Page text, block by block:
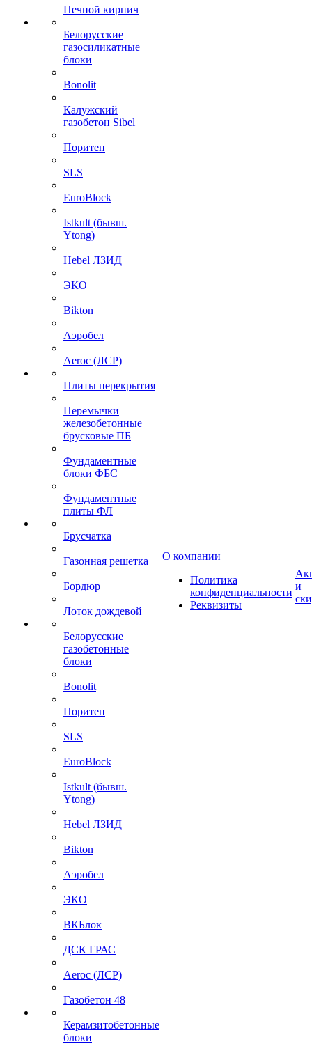
Печной кирпич
Белорусские
газосиликатные
блоки
Bonolit
Калужский
газобетон Sibel
Поритеп
SLS
EuroBlock
Istkult (бывш.
Ytong)
Hebel ЛЗИД
ЭКО
Bikton
Аэробел
Aeroc (ЛСР)
Плиты перекрытия
Перемычки
железобетонные
брусковые ПБ
Фундаментные
блоки ФБС
Фундаментные
плиты ФЛ
Брусчатка
Газонная решетка
Бордюр
Лоток дождевой
Белорусские
газобетонные
блоки
Bonolit
Поритеп
SLS
EuroBlock
Istkult (бывш.
Ytong)
Hebel ЛЗИД
Bikton
Аэробел
ЭКО
ВКБлок
ДСК ГРАС
Aeroc (ЛСР)
Газобетон 48
Керамзитобетонные
блоки
О компании
Политика
конфиденциальности
Реквизиты
и